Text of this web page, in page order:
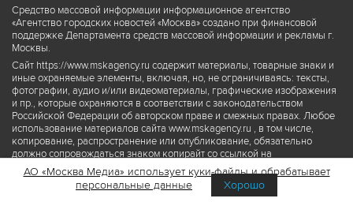
Средство массовой информации информационное агентство
«Агентство городских новостей «Москва» создано при финансовой
поддержке Департамента средств массовой информации и рекламы г.
Москвы.
Сайт https://www.mskagency.ru содержит материалы, товарные знаки и
иные охраняемые элементы, включая, но, не ограничиваясь: тексты,
фотографии, аудио и/или видеоматериалы, графические изображения
и пр., которые охраняются в соответствии с законодательством
Российской Федерации об авторском праве и смежных правах. Любое
использование материалов сайта www.mskagency.ru , в том числе,
копирование, распространение или опубликование, обязательно
должно сопровождаться знаком копирайт со ссылкой на
правообладателя © АО «Москва Медиа», а также гиперссылкой на сайт
www.mskagency.ru как на первоисточник информации. Переработка
материалов сайта www.mskagency.ru не допускается.
АО «Москва Медиа» использует куки-файлы и обрабатывает
персональные данные
Хорошо